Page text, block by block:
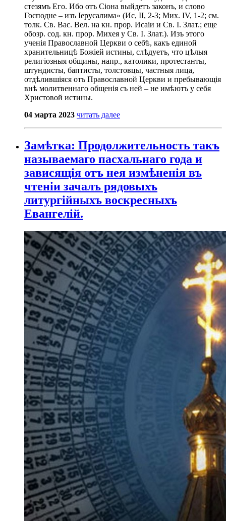
стезямъ Его. Ибо отъ Сіона выйдетъ законъ, и слово
Господне – изъ Іерусалима» (Ис, II, 2-3; Мих. IV, 1-2; см.
толк. Св. Вас. Вел. на кн. прор. Исаіи и Св. I. Злат.; еще
обозр. сод. кн. прор. Михея у Св. I. Злат.). Изъ этого
ученія Православной Церкви о себѣ, какъ единой
хранительницѣ Божіей истины, слѣдуетъ, что цѣлыя
религіозныя общины, напр., католики, протестанты,
штундисты, баптисты, толстовцы, частныя лица,
отдѣлившіяся отъ Православной Церкви и пребывающія
внѣ молитвеннаго общенія съ ней – не имѣютъ у себя
Христовой истины.
04 марта 2023 читать далее
Замѣтка: Продолжительность такъ
называемаго пасхальнаго года и
зависящія отъ нея измѣненія въ
чтеніи зачалъ рядовыхъ
литургійныхъ воскресныхъ
Евангелій.